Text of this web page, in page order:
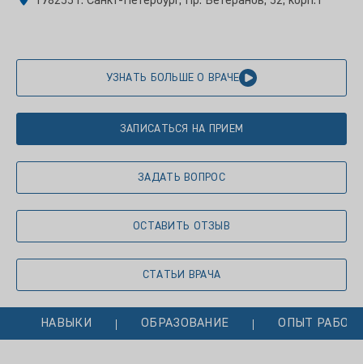
УЗНАТЬ БОЛЬШЕ О ВРАЧЕ
ЗАПИСАТЬСЯ НА ПРИЕМ
ЗАДАТЬ ВОПРОС
ОСТАВИТЬ ОТЗЫВ
СТАТЬИ ВРАЧА
НАВЫКИ ОБРАЗОВАНИЕ ОПЫТ